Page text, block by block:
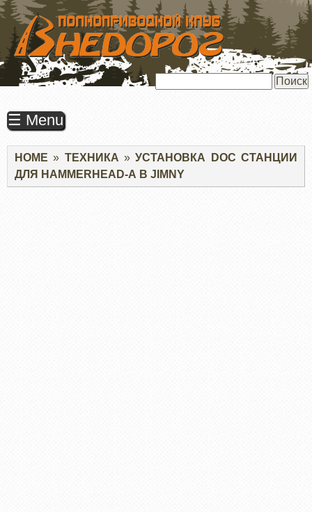
ПЕРЕЙТИ
ОСНОВНОМУ
СОДЕРЖАНИЮ
☰ Menu
Строка
навигации
HOME ТЕХНИКА
УСТАНОВКА DOC СТАНЦИИ
ДЛЯ HAMMERHEAD-А В JIMNY